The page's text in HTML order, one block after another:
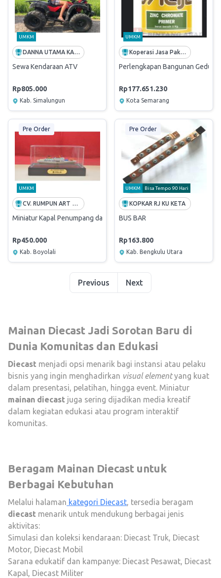
UMKM
DANNA UTAMA KARYA
Sewa Kendaraan ATV
Rp805.000
Kab. Simalungun
UMKM
Koperasi Jasa Pakarti Semarang
Perlengkapan Bangunan Gedung
Rp177.651.230
Kota Semarang
Pre Order
UMKM
CV. RUMPUN ART WORK
Miniatur Kapal Penumpang dan Tol Laut PT Pelni P. 15 cm
Rp450.000
Kab. Boyolali
Pre Order
UMKM Bisa Tempo 90 Hari
KOPKAR RJ KU KETA
BUS BAR
Rp163.800
Kab. Bengkulu Utara
Previous Next
Mainan Diecast Jadi Sorotan Baru di
Dunia Komunitas dan Edukasi
Diecast menjadi opsi menarik bagi instansi atau pelaku
bisnis yang ingin menghadirkan visual elementyang kuat
dalam presentasi, pelatihan, hingga event. Miniatur
mainan diecast juga sering dijadikan media kreatif
dalam kegiatan edukasi atau program interaktif
komunitas.
Beragam Mainan Diecast untuk
Berbagai Kebutuhan
Melalui halaman kategori Diecast, tersedia beragam
diecast menarik untuk mendukung berbagai jenis
aktivitas:
Simulasi dan koleksi kendaraan: Diecast Truk, Diecast
Motor, Diecast Mobil
Sarana edukatif dan kampanye: Diecast Pesawat, Diecast
Kapal, Diecast Militer